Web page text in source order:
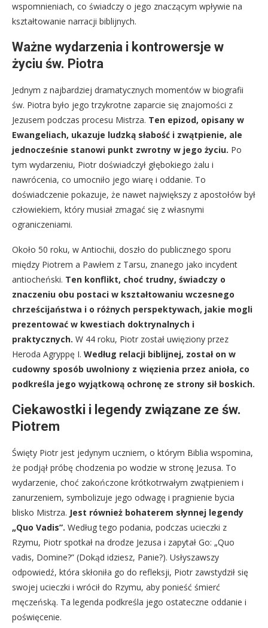
wspomnieniach, co świadczy o jego znaczącym wpływie na
kształtowanie narracji biblijnych.
Ważne wydarzenia i kontrowersje w
życiu św. Piotra
Jednym z najbardziej dramatycznych momentów w biografii
św. Piotra było jego trzykrotne zaparcie się znajomości z
Jezusem podczas procesu Mistrza. Ten epizod, opisany w
Ewangeliach, ukazuje ludzką słabość i zwątpienie, ale
jednocześnie stanowi punkt zwrotny w jego życiu. Po
tym wydarzeniu, Piotr doświadczył głębokiego żalu i
nawrócenia, co umocniło jego wiarę i oddanie. To
doświadczenie pokazuje, że nawet największy z apostołów był
człowiekiem, który musiał zmagać się z własnymi
ograniczeniami.
Około 50 roku, w Antiochii, doszło do publicznego sporu
między Piotrem a Pawłem z Tarsu, znanego jako incydent
antiocheński. Ten konflikt, choć trudny, świadczy o
znaczeniu obu postaci w kształtowaniu wczesnego
chrześcijaństwa i o różnych perspektywach, jakie mogli
prezentować w kwestiach doktrynalnych i
praktycznych. W 44 roku, Piotr został uwięziony przez
Heroda Agryppę I. Według relacji biblijnej, został on w
cudowny sposób uwolniony z więzienia przez anioła, co
podkreśla jego wyjątkową ochronę ze strony sił boskich.
Ciekawostki i legendy związane ze św.
Piotrem
Święty Piotr jest jedynym uczniem, o którym Biblia wspomina,
że podjął próbę chodzenia po wodzie w stronę Jezusa. To
wydarzenie, choć zakończone krótkotrwałym zwątpieniem i
zanurzeniem, symbolizuje jego odwagę i pragnienie bycia
blisko Mistrza. Jest również bohaterem słynnej legendy
„Quo Vadis”. Według tego podania, podczas ucieczki z
Rzymu, Piotr spotkał na drodze Jezusa i zapytał Go: „Quo
vadis, Domine?” (Dokąd idziesz, Panie?). Usłyszawszy
odpowiedź, która skłoniła go do refleksji, Piotr zawstydził się
swojej ucieczki i wrócił do Rzymu, aby ponieść śmierć
męczeńską. Ta legenda podkreśla jego ostateczne oddanie i
poświęcenie.